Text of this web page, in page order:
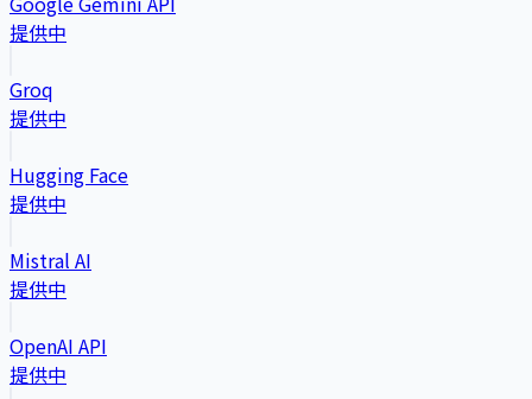
提供中
Groq
提供中
Hugging Face
提供中
Mistral AI
提供中
OpenAI API
提供中